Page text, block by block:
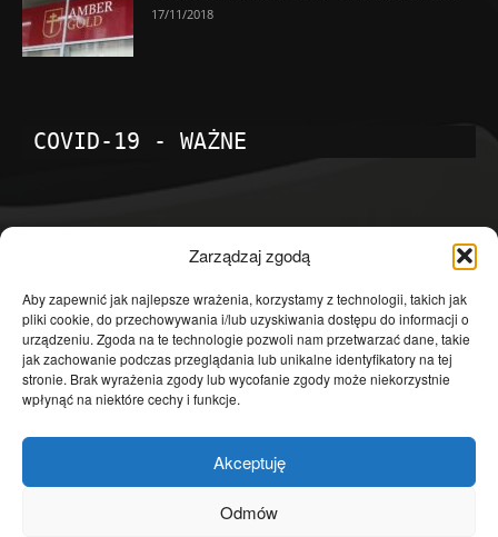
Zarządzaj zgodą
Aby zapewnić jak najlepsze wrażenia, korzystamy z technologii, takich jak
pliki cookie, do przechowywania i/lub uzyskiwania dostępu do informacji o
urządzeniu. Zgoda na te technologie pozwoli nam przetwarzać dane, takie
jak zachowanie podczas przeglądania lub unikalne identyfikatory na tej
stronie. Brak wyrażenia zgody lub wycofanie zgody może niekorzystnie
wpłynąć na niektóre cechy i funkcje.
Akceptuję
Odmów
17/11/2018
COVID-19 - WAŻNE
Temat dnia
4601
Publicystyka
4363
Polityka
3639
Polska
Społeczeństwo
2823